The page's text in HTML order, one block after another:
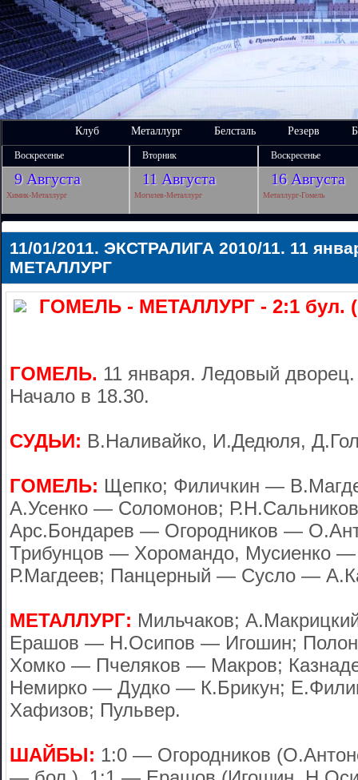
Клуб Металлург Белсталь Резерв
Воскресенье Вторник Воскресенье
9 Августа 11 Августа 16 Августа
Химик-Металлург Могилев-Металлург Металлург-Гомель
11/01/2011. ЭКСТРАЛИГА 2010/11. 11
МЕТАЛЛУРГ
ГОМЕЛЬ - МЕТАЛЛУРГ - 2:1 бул.
ГОМЕЛЬ. 11 января. Ледовый
Начало в 18.30.
СУДЬИ: В.Наливайко, И.Дедюля,
ГОМЕЛЬ: Щепко; Филичкин —
А.Усенко — Соломонов;
Арс.Бондарев — Огородников —
Трибунцов — Хоромандо, Мусиенко
Р.Магдеев; Панцерный — Сусло —
МЕТАЛЛУРГ: Мильчаков;
Ерашов — Н.Осипов — Игошин;
Хомко — Пчеляков — Макров;
Немирко — Дудко — К.Брикун;
Хафизов; Пульвер.
ШАЙБЫ: 1:0 — Огородников